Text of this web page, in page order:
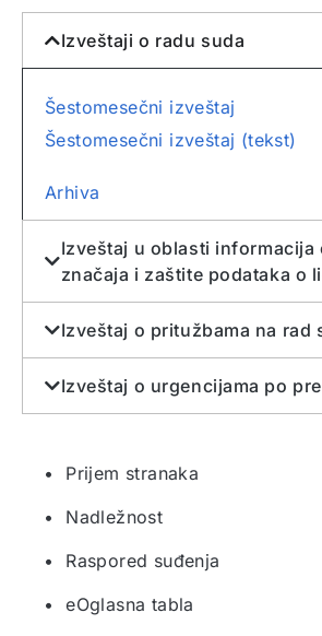
Izveštaji o radu suda
Šestomesečni izveštaj
Šestomesečni izveštaj (tekst)
Arhiva
Izveštaj u oblasti informacija
značaja i zaštite podataka o
Izveštaj o pritužbama na rad
Izveštaj o urgencijama po
• Prijem stranaka
• Nadležnost
• Raspored suđenja
• eOglasna tabla